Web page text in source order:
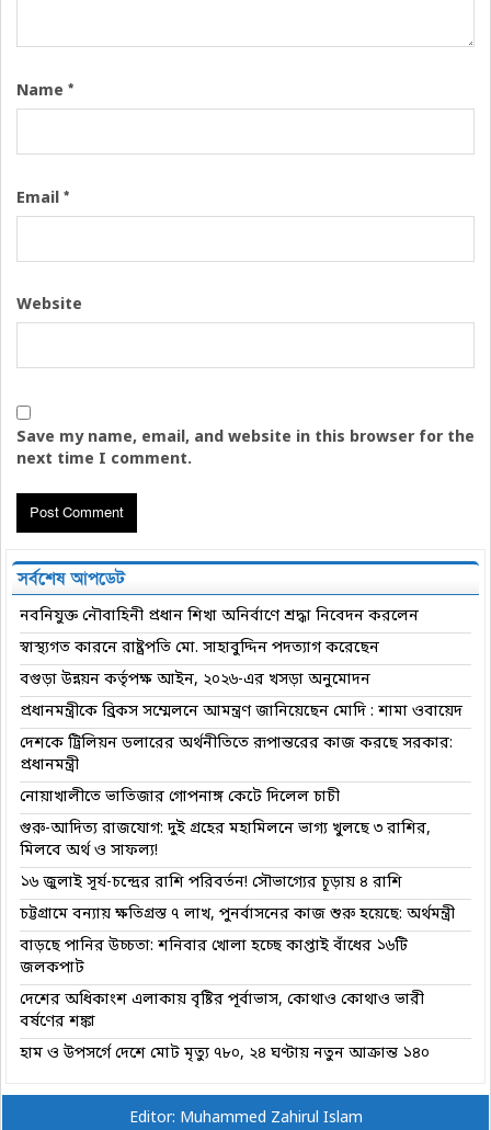
Name *
Email *
Website
Save my name, email, and website in this browser for the
next time I comment.
সর্বশেষ আপডেট
নবনিযুক্ত নৌবাহিনী প্রধান শিখা অনির্বাণে শ্রদ্ধা নিবেদন করলেন
স্বাস্থ্যগত কারনে রাষ্ট্রপতি মো. সাহাবুদ্দিন পদত্যাগ করেছেন
বগুড়া উন্নয়ন কর্তৃপক্ষ আইন, ২০২৬-এর খসড়া অনুমোদন
প্রধানমন্ত্রীকে ব্রিকস সম্মেলনে আমন্ত্রণ জানিয়েছেন মোদি : শামা ওবায়েদ
দেশকে ট্রিলিয়ন ডলারের অর্থনীতিতে রূপান্তরের কাজ করছে সরকার:
প্রধানমন্ত্রী
নোয়াখালীতে ভাতিজার গোপনাঙ্গ কেটে দিলেল চাচী
গুরু-আদিত্য রাজযোগ: দুই গ্রহের মহামিলনে ভাগ্য খুলছে ৩ রাশির,
মিলবে অর্থ ও সাফল্য!
১৬ জুলাই সূর্য-চন্দ্রের রাশি পরিবর্তন! সৌভাগ্যের চূড়ায় ৪ রাশি
চট্টগ্রামে বন্যায় ক্ষতিগ্রস্ত ৭ লাখ, পুনর্বাসনের কাজ শুরু হয়েছে: অর্থমন্ত্রী
বাড়ছে পানির উচ্চতা: শনিবার খোলা হচ্ছে কাপ্তাই বাঁধের ১৬টি
জলকপাট
দেশের অধিকাংশ এলাকায় বৃষ্টির পূর্বাভাস, কোথাও কোথাও ভারী
বর্ষণের শঙ্কা
হাম ও উপসর্গে দেশে মোট মৃত্যু ৭৮০, ২৪ ঘণ্টায় নতুন আক্রান্ত ১৪০
Editor: Muhammed Zahirul Islam